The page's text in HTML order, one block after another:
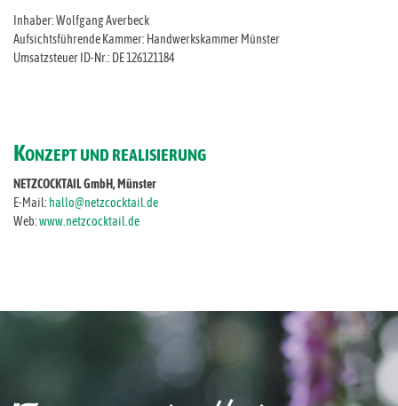
Inhaber: Wolfgang Averbeck
Aufsichtsführende Kammer: Handwerkskammer Münster
Umsatzsteuer ID-Nr.: DE 126121184
KONZEPT UND REALISIERUNG
NETZCOCKTAIL GmbH, Münster
E-Mail: hallo@netzcocktail.de
Web:www.netzcocktail.de